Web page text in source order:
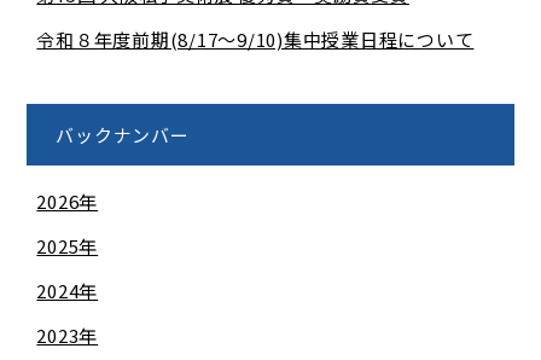
令和８年度前期(8/17～9/10)集中授業日程について
バックナンバー
2026年
2025年
2024年
2023年